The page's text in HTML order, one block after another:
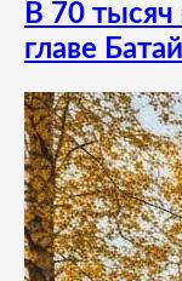
В 70 тысяч
главе